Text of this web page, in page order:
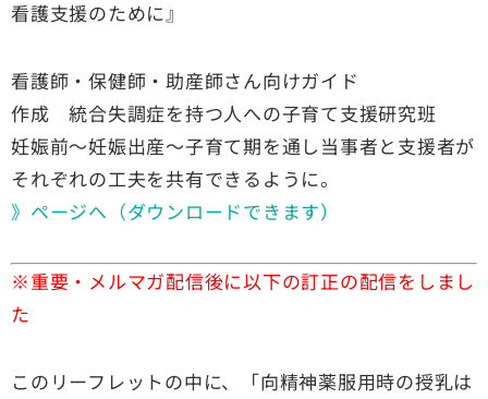
看護支援のために』
看護師・保健師・助産師さん向けガイド
作成 統合失調症を持つ人への子育て支援研究班
妊娠前〜妊娠出産〜子育て期を通し当事者と支援者が
それぞれの工夫を共有できるように。
》ページへ（ダウンロードできます）
※重要・メルマガ配信後に以下の訂正の配信をしまし
た
このリーフレットの中に、「向精神薬服用時の授乳は